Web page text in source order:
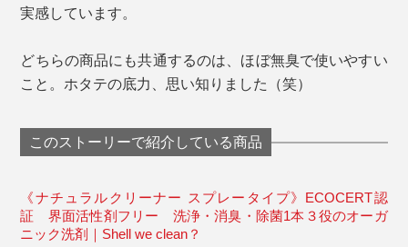
実感しています。
どちらの商品にも共通するのは、ほぼ無臭で使いやすい
こと。ホタテの底力、思い知りました（笑）
このストーリーで紹介している商品
《ナチュラルクリーナー スプレータイプ》ECOCERT認
証 界面活性剤フリー 洗浄・消臭・除菌1本３役のオーガ
ニック洗剤｜Shell we clean？